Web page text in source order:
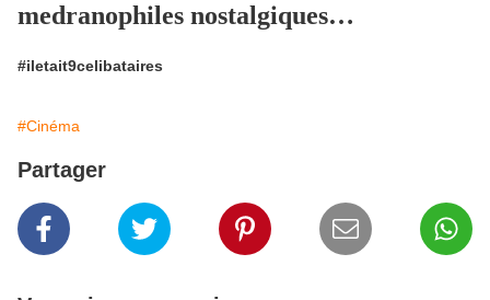
medranophiles nostalgiques…
#iletait9celibataires
#Cinéma
Partager